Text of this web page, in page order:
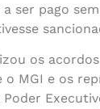
ser pago
os
o MGI e os